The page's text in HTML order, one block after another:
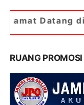
Portal Berita
RUANG PROMOSI